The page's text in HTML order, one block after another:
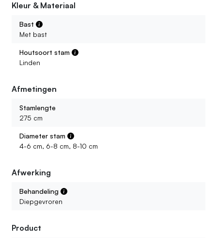
Zijn de stammen altijd recht?
Kleur & Materiaal
Bast
Met bast
Houtsoort stam
Linden
Afmetingen
Stamlengte
275 cm
Diameter stam
4-6 cm, 6-8 cm, 8-10 cm
Afwerking
Behandeling
Diepgevroren
Product